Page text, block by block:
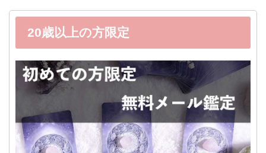
20歳以上の方限定